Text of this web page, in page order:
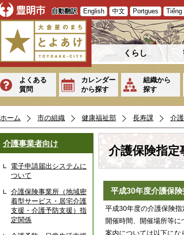
自動翻訳 English 中文 Portgues Tiếng
くらし
よくある
質問
カレンダー
から探す
組織から
探す
ホーム 市の組織 健康福祉部 長寿課 介
介護事業者向け
電子申請届出システムに
ついて
介護保険事業所（地域密
着型サービス・居宅介護
支援・介護予防支援）指
定関係
介護保険指定
平成30年度介護保
平成30年度の介護保険指
開催時間、開催場所等に
案内については以下にな